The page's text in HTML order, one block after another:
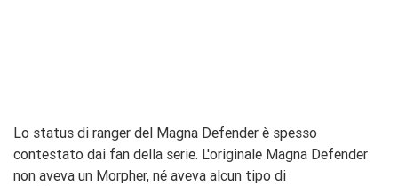
Lo status di ranger del Magna Defender è spesso
contestato dai fan della serie. L'originale Magna Defender
non aveva un Morpher, né aveva alcun tipo di